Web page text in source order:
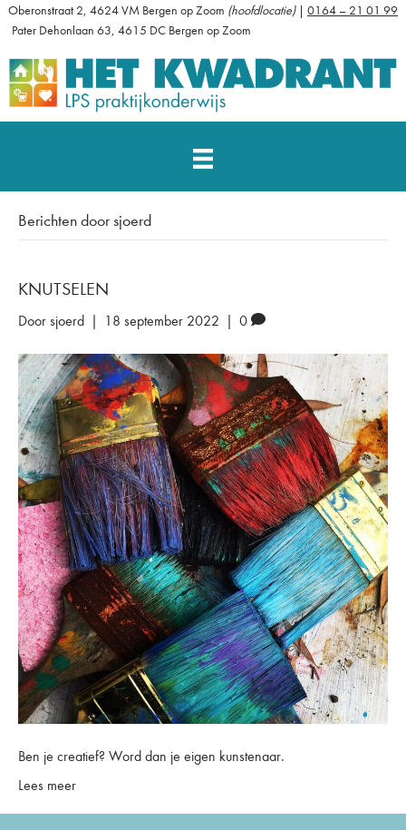
Oberonstraat 2, 4624 VM Bergen op Zoom (hoofdlocatie) | 0164 – 21 01 99
Pater Dehonlaan 63, 4615 DC Bergen op Zoom
Berichten door sjoerd
KNUTSELEN
Door sjoerd 18 september 2022 0
Ben je creatief? Word dan je eigen kunstenaar.
Lees meer